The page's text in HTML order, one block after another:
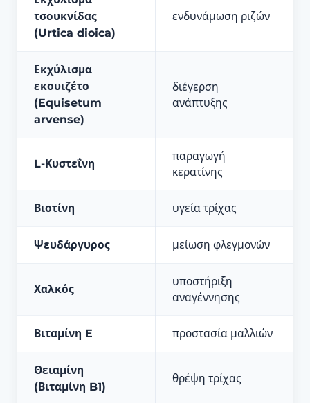
τσουκνίδας
(Urtica dioica)
ενδυνάμωση ριζών
Εκχύλισμα
εκουιζέτο
(Equisetum
arvense)
διέγερση
ανάπτυξης
L-Κυστεΐνη
παραγωγή
κερατίνης
Βιοτίνη υγεία τρίχας
Ψευδάργυρος μείωση φλεγμονών
Χαλκός
υποστήριξη
αναγέννησης
Βιταμίνη E προστασία μαλλιών
Θειαμίνη
(Βιταμίνη B1)
θρέψη τρίχας